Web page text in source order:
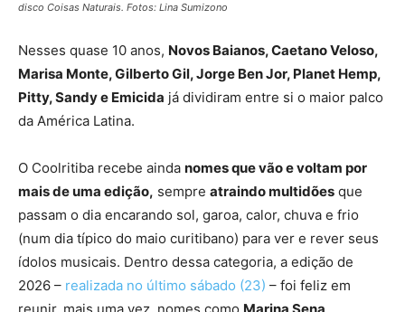
disco Coisas Naturais. Fotos: Lina Sumizono
Nesses quase 10 anos, Novos Baianos, Caetano Veloso,
Marisa Monte, Gilberto Gil, Jorge Ben Jor, Planet Hemp,
Pitty, Sandy e Emicida já dividiram entre si o maior palco
da América Latina.
O Coolritiba recebe ainda nomes que vão e voltam por
mais de uma edição, sempre atraindo multidões que
passam o dia encarando sol, garoa, calor, chuva e frio
(num dia típico do maio curitibano) para ver e rever seus
ídolos musicais. Dentro dessa categoria, a edição de
2026 – realizada no último sábado (23) – foi feliz em